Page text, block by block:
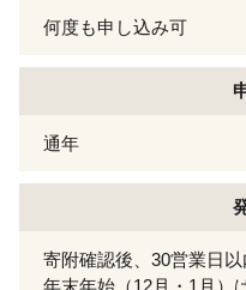
何度も申し込み可
通年
寄附確認後、30営業日
年末年始（12月・1月）